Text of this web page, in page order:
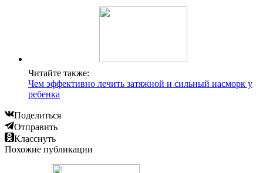
Читайте также:
Чем эффективно лечить затяжной и сильный насморк у
ребенка
Поделиться
Отправить
Класснуть
Похожие публикации